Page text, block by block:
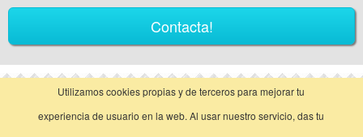
Llamar Contactar
Utilizamos cookies propias y de terceros para mejorar tu
experiencia de usuario en la web. Al usar nuestro servicio, das tu
vista clásica